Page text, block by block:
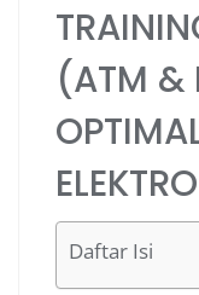
(ATM &
Daftar Isi